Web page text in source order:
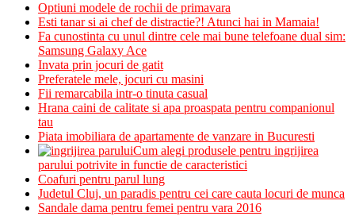
Optiuni modele de rochii de primavara
Esti tanar si ai chef de distractie?! Atunci hai in Mamaia!
Fa cunostinta cu unul dintre cele mai bune telefoane dual sim:
Samsung Galaxy Ace
Invata prin jocuri de gatit
Preferatele mele, jocuri cu masini
Fii remarcabila intr-o tinuta casual
Hrana caini de calitate si apa proaspata pentru companionul
tau
Piata imobiliara de apartamente de vanzare in Bucuresti
Cum alegi produsele pentru ingrijirea
parului potrivite in functie de caracteristici
Coafuri pentru parul lung
Judetul Cluj, un paradis pentru cei care cauta locuri de munca
Sandale dama pentru femei pentru vara 2016